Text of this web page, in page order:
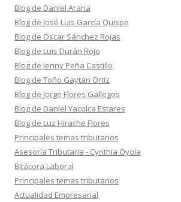
Blog de Daniel Arana
Blog de José Luis García Quispe
Blog de Oscar Sánchez Rojas
Blog de Luis Durán Rojo
Blog de Jenny Peña Castillo
Blog de Toño Gaytán Ortiz
Blog de Jorge Flores Gallegos
Blog de Daniel Yacolca Estares
Blog de Luz Hirache Flores
Principales temas tributarios
Asesoría Tributaria - Cynthia Oyola
Bitácora Laboral
Principales temas tributarios
Actualidad Empresarial